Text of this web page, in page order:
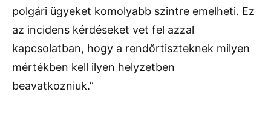
polgári ügyeket komolyabb szintre emelheti. Ez
az incidens kérdéseket vet fel azzal
kapcsolatban, hogy a rendőrtiszteknek milyen
mértékben kell ilyen helyzetben
beavatkozniuk.”